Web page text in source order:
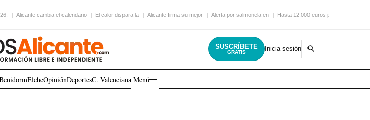
Alicante cambia el calendario El calor dispara la Alicante firma su mejor Alerta por salmonela en Hasta 12.000 euros por
SUSCRÍBETE
GRATIS Inicia sesión
ElcheOpiniónDeportesC. Valenciana Menú